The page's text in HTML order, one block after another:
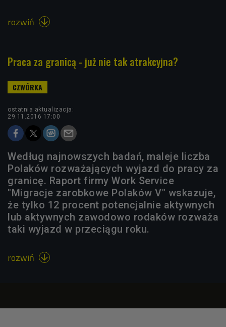
rozwiń 
Praca za granicą - już nie tak atrakcyjna?
ostatnia aktualizacja:
29.11.2016 17:00
Według najnowszych badań, maleje liczba
Polaków rozważających wyjazd do pracy za
granicę. Raport firmy Work Service
"Migracje zarobkowe Polaków V" wskazuje,
że tylko 12 procent potencjalnie aktywnych
lub aktywnych zawodowo rodaków rozważa
taki wyjazd w przeciągu roku.
rozwiń 